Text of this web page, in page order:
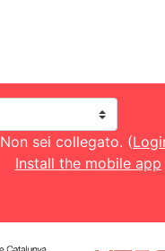
Non sei collegato. (
Install the mobile app